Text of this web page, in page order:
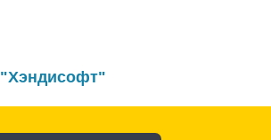
"Хэндисофт"